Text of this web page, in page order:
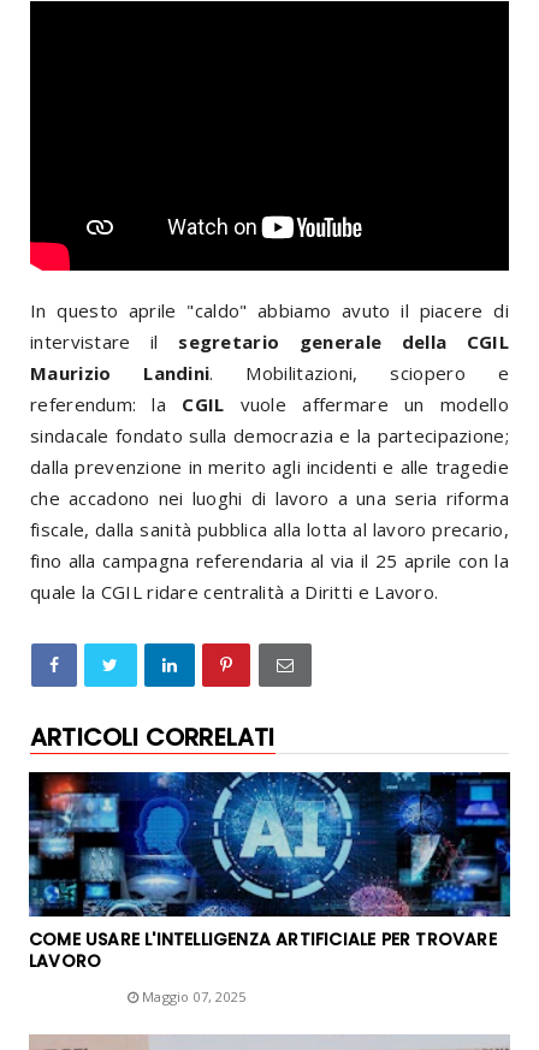
In questo aprile "caldo" abbiamo avuto il piacere di
intervistare il segretario generale della CGIL
Maurizio Landini. Mobilitazioni, sciopero e
referendum: la CGIL vuole affermare un modello
sindacale fondato sulla democrazia e la partecipazione;
dalla prevenzione in merito agli incidenti e alle tragedie
che accadono nei luoghi di lavoro a una seria riforma
fiscale, dalla sanità pubblica alla lotta al lavoro precario,
fino alla campagna referendaria al via il 25 aprile con la
quale la CGIL ridare centralità a Diritti e Lavoro.
ARTICOLI CORRELATI
COME USARE L'INTELLIGENZA ARTIFICIALE PER TROVARE
LAVORO
Maggio 07, 2025